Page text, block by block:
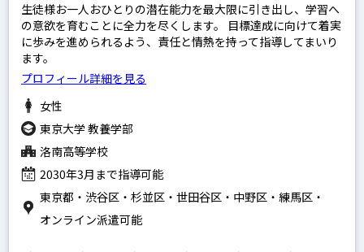
生徒様お一人おひとりの潜在能力を最大限に引き出し、学習へ
の意欲を育むことに全力を尽くします。 目標達成に向けて着実
に歩みを進められるよう、責任と情熱を持って指導してまいり
ます。
プロフィール詳細を見る
女性
東京大学 教養学部
洛南高等学校
2030年3月まで指導可能
東京都・渋谷区・杉並区・世田谷区・中野区・練馬区・
オンライン派遣可能